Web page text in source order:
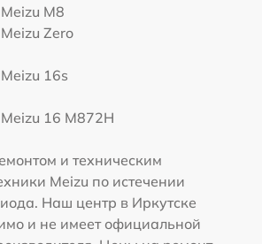
Meizu M8
Meizu Zero
Meizu 16s
Meizu 16 M872H
и техническим
Meizu по истечении
Наш центр в Иркутске
и не имеет официальной